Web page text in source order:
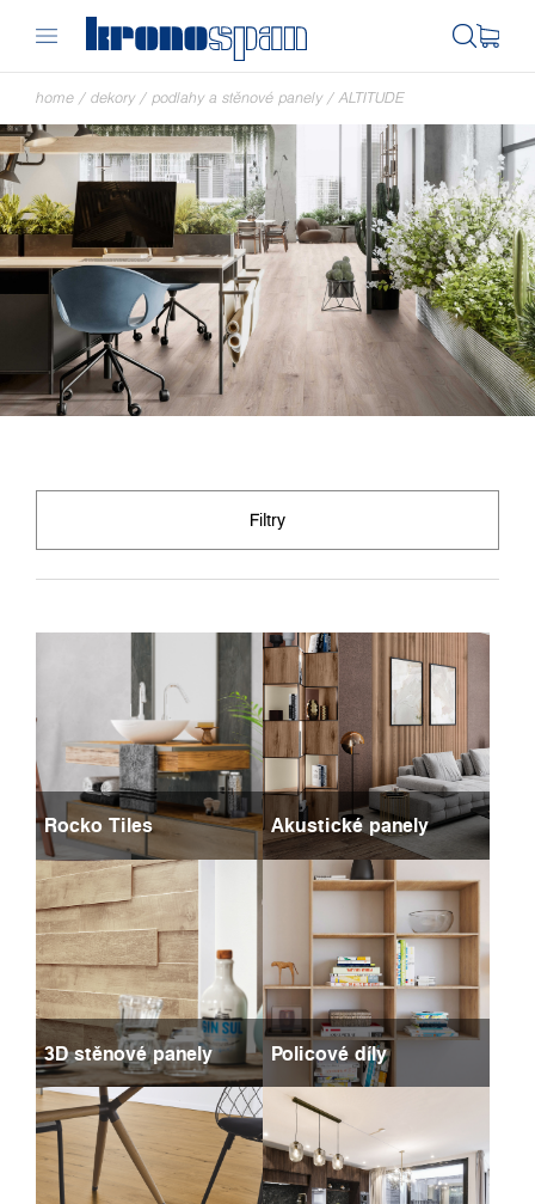
home / dekory / podlahy a stěnové panely /ALTITUDE
Filtry
Rocko Tiles Akustické panely
3D stěnové panely Policové díly